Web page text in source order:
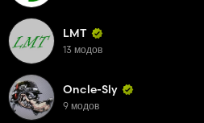
LMT
13 модов
Oncle-Sly
9 модов